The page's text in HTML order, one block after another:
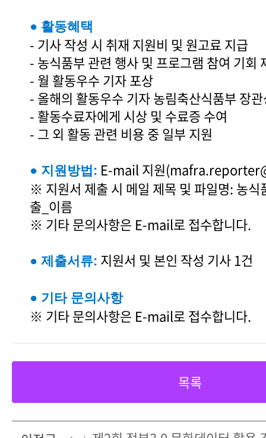
● 활동혜택
- 기사 작성 시 취재 지원비 및 원고료 지급
- 농식품부 관련 행사 및 프로그램 참여 기회
- 월 활동우수 기자 포상
- 올해의 활동우수 기자 농림축산식품부 장
- 활동수료자에게 시상 및 수료증 수여
- 그 외 활동 관련 비용 중 일부 지원
● 지원방법: E-mail 지원
※ 지원서 제출 시 메일 제목 및 파일명: 농식
출_이름
※ 기타 문의사항은 E-mail로 접수합니다.
● 제출서류: 지원서 및 본인 작성 기사 1건
● 기타 문의사항
※ 기타 문의사항은 E-mail로 접수합니다.
목록